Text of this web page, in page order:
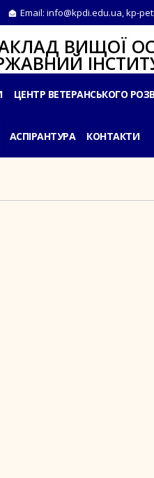
Email: info@kpdi.edu.ua,kp-
ВИЩОЇ
ЦЕНТР ВЕТЕРАНСЬКОГО
АСПІРАНТУРА КОНТАКТИ